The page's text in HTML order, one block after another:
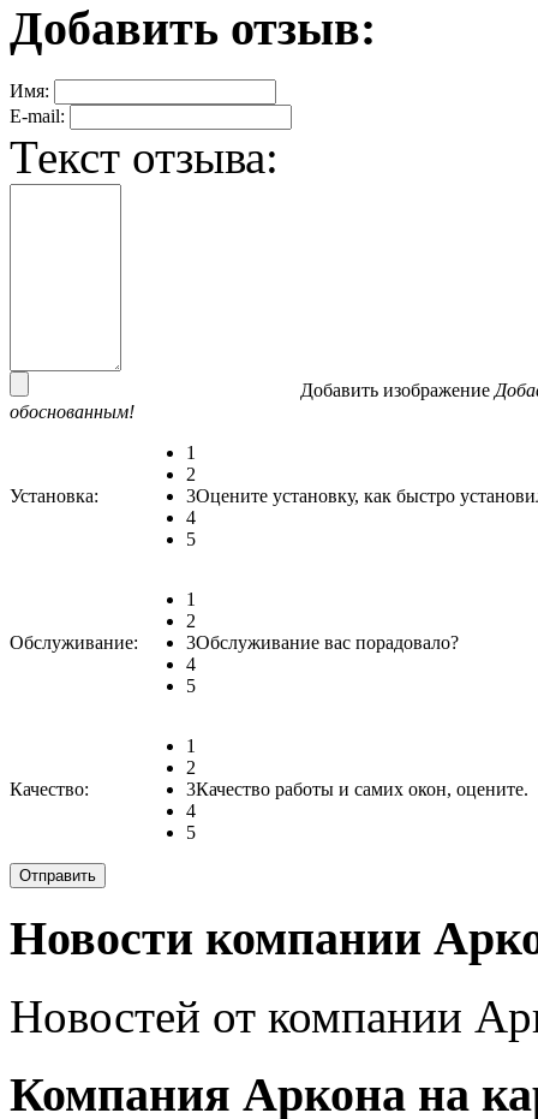
Добавить отзыв:
Имя:
E-mail:
Текст отзыва:
Добавить изображение
обоснованным!
Установка:
1
2
3
4
5
Оцените установку, как быстро
Обслуживание:
1
2
3
4
5
Обслуживание вас порадовало?
Качество:
1
2
3
4
5
Качество работы и самих окон, оцените.
Новости компании
Новостей от компании
Компания Аркона на